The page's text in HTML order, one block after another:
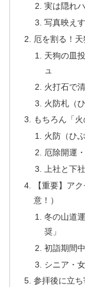
実は隠れ
写真映え
厄を割る！
天狗の皿
ュ
火打石で
火防札（
もちろん「
火防（ひ
厄除開運
上社と下
【重要】ア
意！）
冬の山道
奨」
初詣期間
シニア・
参拝後に立